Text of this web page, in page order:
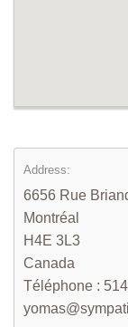
Address:
6656 Rue
Montréal
H4E 3L3
Canada
Téléphone :